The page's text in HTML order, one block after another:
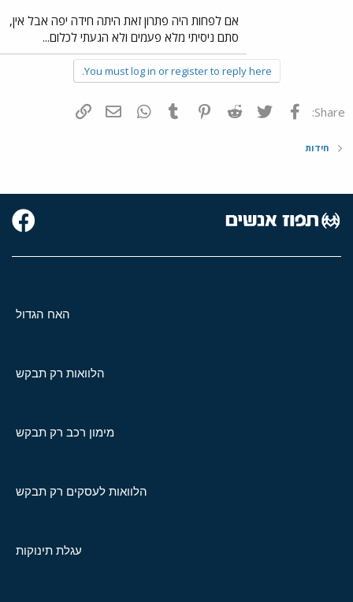
אם לפחות היה פתרון זאת היתה חידה יפה אבל אין,
סתם ניסיתי מלא פעמים ולא הגעתי לכלום...
You must log in or register to reply here.
Share: פייסבוק Twitter
Reddit
Pinterest
Tumblr
WhatsAppדואר אלקטרוני
חידות
האח הגדול
הלוואות רק תבקש
מימון רכב רק תבקש
הלוואות לעסקים רק תבקש
עגלת תינוקות